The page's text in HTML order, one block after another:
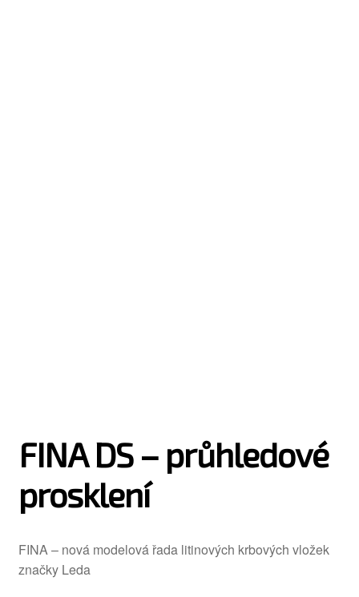
FINA DS – průhledové
prosklení
FINA – nová modelová řada litinových krbových vložek
značky Leda